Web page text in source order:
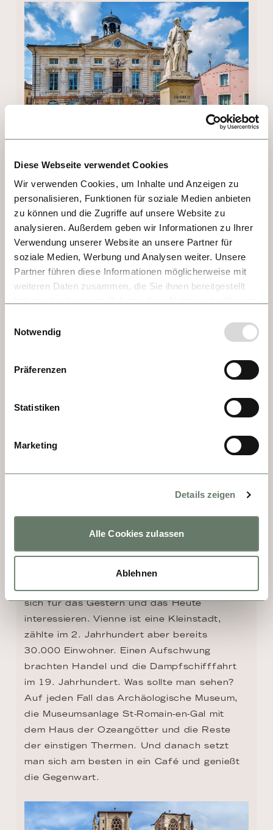
Diese Webseite verwendet Cookies
Wir verwenden Cookies, um Inhalte und Anzeigen zu
personalisieren, Funktionen für soziale Medien anbieten
zu können und die Zugriffe auf unsere Website zu
analysieren. Außerdem geben wir Informationen zu Ihrer
Verwendung unserer Website an unsere Partner für
soziale Medien, Werbung und Analysen weiter. Unsere
Partner führen diese Informationen möglicherweise mit
weiteren Daten zusammen, die Sie ihnen bereitgestellt
Notwendig
Präferenzen
Statistiken
Marketing
Details zeigen
Alle Cookies zulassen
Ablehnen
TAG 3 - CHALON SUR SAONE
Quelle surprise!  Die Schönheit von Chalon-
sur-Saône beginnt direkt am Quai Gambetta,
wo das Schiff anlegt. Flussaufwärts
erschließt sich diese schmucke Stadt, in der
bereits Julius Cäsar Spuren hinterlassen hat
und deren Museum die Erfindung der
im Stil des Art-Nouveau. Das Théâtre
TAG 5 - VIENNE
sich für das Gestern und das Heute
interessieren. Vienne ist eine Kleinstadt,
zählte im 2. Jahrhundert aber bereits
30.000 Einwohner. Einen Aufschwung
brachten Handel und die Dampfschifffahrt
im 19. Jahrhundert. Was sollte man sehen?
Auf jeden Fall das Archäologische Museum,
die Museumsanlage St-Romain-en-Gal mit
dem Haus der Ozeangötter und die Reste
der einstigen Thermen. Und danach setzt
man sich am besten in ein Café und genießt
die Gegenwart.